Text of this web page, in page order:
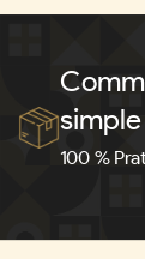
simple
100 %